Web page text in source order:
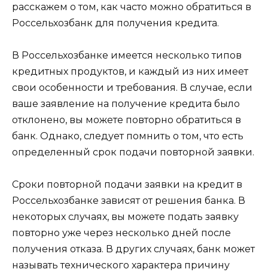
расскажем о том, как часто можно обратиться в
Россельхозбанк для получения кредита.
В Россельхозбанке имеется несколько типов
кредитных продуктов, и каждый из них имеет
свои особенности и требования. В случае, если
ваше заявление на получение кредита было
отклонено, вы можете повторно обратиться в
банк. Однако, следует помнить о том, что есть
определенный срок подачи повторной заявки.
Сроки повторной подачи заявки на кредит в
Россельхозбанке зависят от решения банка. В
некоторых случаях, вы можете подать заявку
повторно уже через несколько дней после
получения отказа. В других случаях, банк может
называть технического характера причину